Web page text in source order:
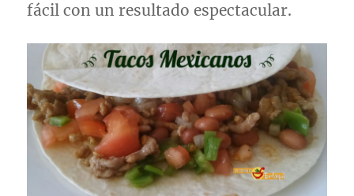
fácil con un resultado espectacular.